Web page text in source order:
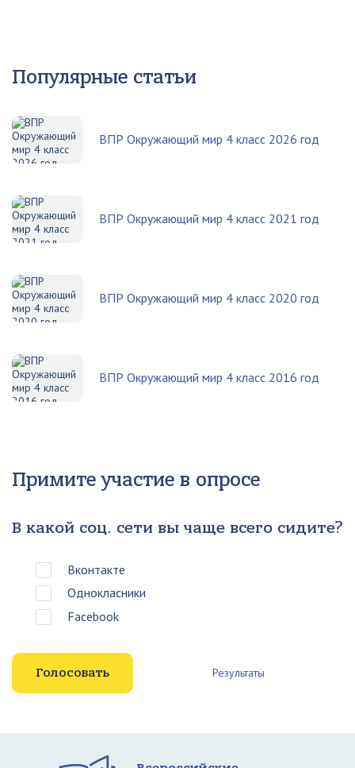
Популярные статьи
ВПР Окружающий мир 4 класс 2026 год
ВПР Окружающий мир 4 класс 2021 год
ВПР Окружающий мир 4 класс 2020 год
ВПР Окружающий мир 4 класс 2016 год
Примите участие в опросе
В какой соц. сети вы чаще всего сидите?
Вконтакте
Однокласники
Facebook
Результаты